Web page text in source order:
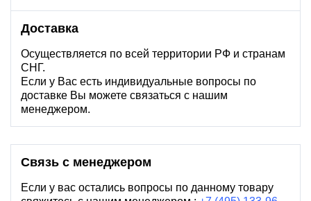
Доставка
Осуществляется по всей территории РФ и странам
СНГ.
Если у Вас есть индивидуальные вопросы по
доставке Вы можете связаться с нашим
менеджером.
Связь с менеджером
Если у вас остались вопросы по данному товару